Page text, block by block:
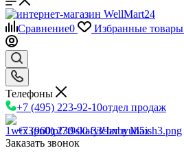
Сравнение0 Избранные товары
Телефоны
+7 (495) 223-92-10отдел продаж
+7 (960) 230-00-33Чат в Max
Заказать звонок